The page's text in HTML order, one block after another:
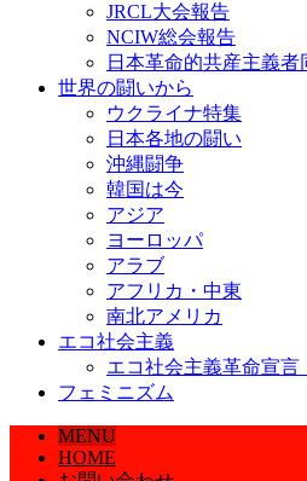
JRCL大会報告
NCIW総会報告
日本革命的共産主義者
世界の闘いから
ウクライナ特集
日本各地の闘い
沖縄闘争
韓国は今
アジア
ヨーロッパ
アラブ
アフリカ・中東
南北アメリカ
エコ社会主義
エコ社会主義革命宣言
フェミニズム
MENU
HOME